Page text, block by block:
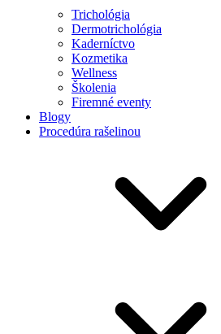
Trichológia
Dermotrichológia
Kaderníctvo
Kozmetika
Wellness
Školenia
Firemné eventy
Blogy
Procedúra rašelinou